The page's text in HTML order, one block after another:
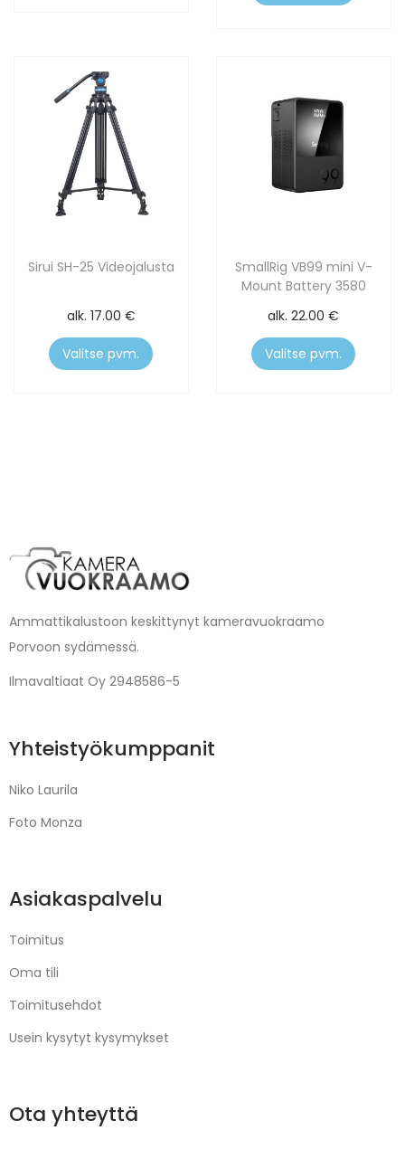
Sirui SH-25 Videojalusta
alk. 17.00 €
Valitse pvm.
SmallRig VB99 mini V-
Mount Battery 3580
alk.22.00€
Valitse pvm.
Ammattikalustoon keskittynyt kameravuokraamo
Porvoon sydämessä.
Ilmavaltiaat Oy 2948586-5
Yhteistyökumppanit
Niko Laurila
Foto Monza
Asiakaspalvelu
Toimitus
Oma tili
Toimitusehdot
Usein kysytyt kysymykset
Ota yhteyttä